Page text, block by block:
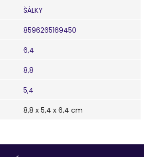
ŠÁLKY
8596265169450
6,4
8,8
5,4
8,8 x 5,4 x 6,4 cm